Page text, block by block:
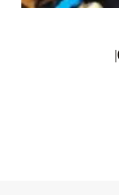
شركة صيانة عامة في الشارقة |0562375211|